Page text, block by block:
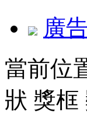
廣
當前位
狀 獎框